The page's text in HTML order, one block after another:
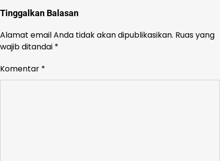
Tinggalkan Balasan
Alamat email Anda tidak akan dipublikasikan. Ruas yang
wajib ditandai *
Komentar *